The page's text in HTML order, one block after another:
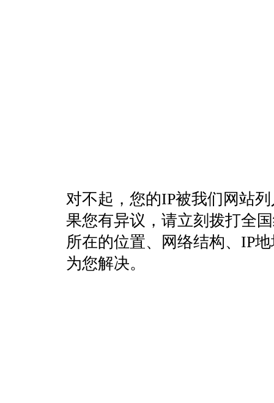
对不起，您的IP被我们网站
果您有异议，请立刻拨打全
所在的位置、网络结构、IP
为您解决。